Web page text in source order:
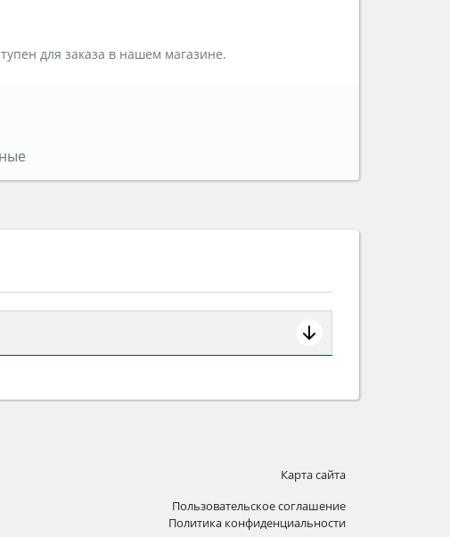
для заказа в нашем магазине.
защита от детей).
Карта сайта
Пользовательское соглашение
Политика конфиденциальности